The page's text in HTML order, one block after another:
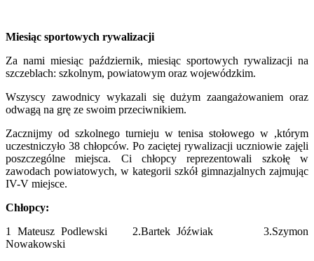
Miesiąc sportowych rywalizacji
Za nami miesiąc październik, miesiąc sportowych rywalizacji na
szczeblach: szkolnym, powiatowym oraz wojewódzkim.
Wszyscy zawodnicy wykazali się dużym zaangażowaniem oraz
odwagą na grę ze swoim przeciwnikiem.
Zacznijmy od szkolnego turnieju w tenisa stołowego w ,którym
uczestniczyło 38 chłopców. Po zaciętej rywalizacji uczniowie zajęli
poszczególne miejsca. Ci chłopcy reprezentowali szkołę w
zawodach powiatowych, w kategorii szkół gimnazjalnych zajmując
IV-V miejsce.
Chłopcy:
1 Mateusz Podlewski 2.Bartek Jóźwiak 3.Szymon
Nowakowski